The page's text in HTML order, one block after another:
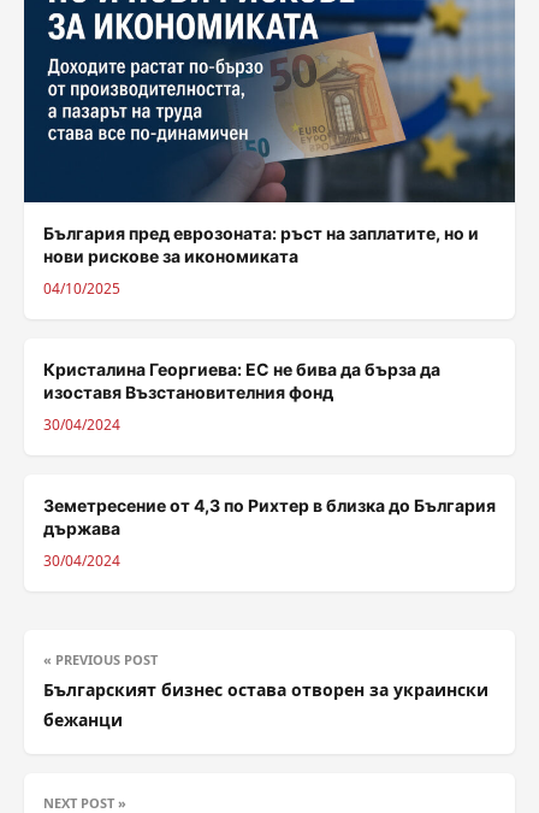
България пред еврозоната: ръст на заплатите, но и
нови рискове за икономиката
04/10/2025
Кристалина Георгиева: ЕС не бива да бърза да
изоставя Възстановителния фонд
30/04/2024
Земетресение от 4,3 по Рихтер в близка до България
държава
30/04/2024
« PREVIOUS POST
Българският бизнес остава отворен за украински
бежанци
NEXT POST »